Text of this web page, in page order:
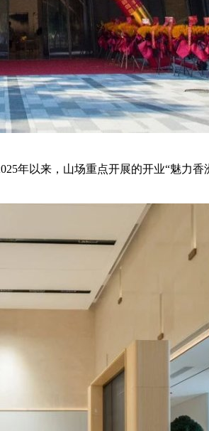
年以来，山场重点开展的开业“魅力